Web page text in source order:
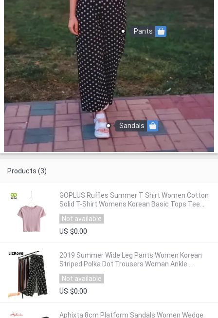
Pants
Sandals
Products (3)
GOPLUS Ruffles Summer T Shirt Women Cotton
Solid T-Shirt Womens Korean Basic Tops Tee
Shirt Femme Slim Black White T-shirt C7492
Not available
US $0.00
2019 Summer Wide Leg Pants Women Korean
Striped Polka Dot Trousers Woman Ankle
Length Pants Bell Bottom pantalones mujer
Not available
US $0.00
Aphixta 8cm Platform Sandals Women Wedge